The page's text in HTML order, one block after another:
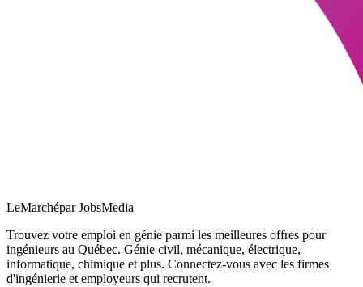
LeMarchépar JobsMedia
Trouvez votre emploi en génie parmi les meilleures offres pour
ingénieurs au Québec. Génie civil, mécanique, électrique,
informatique, chimique et plus. Connectez-vous avec les firmes
d'ingénierie et employeurs qui recrutent.